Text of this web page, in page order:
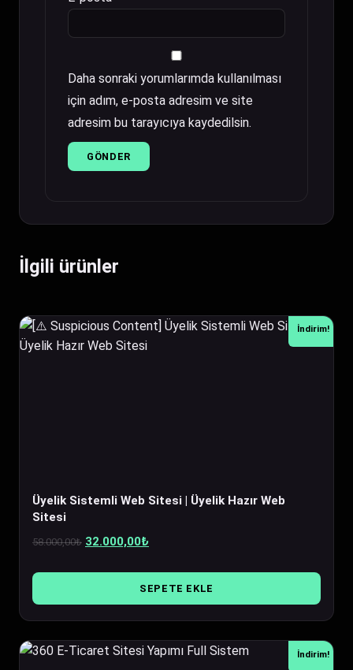
Daha sonraki yorumlarımda kullanılması
için adım, e-posta adresim ve site
adresim bu tarayıcıya kaydedilsin.
İlgili ürünler
İndirim!
Üyelik Sistemli Web Sitesi | Üyelik Hazır Web
Sitesi
58.000,00₺ Orijinal
32.000,00₺Şu
SEPETE EKLE
İndirim!